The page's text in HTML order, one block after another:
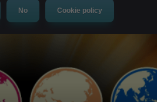
No Cookie policy